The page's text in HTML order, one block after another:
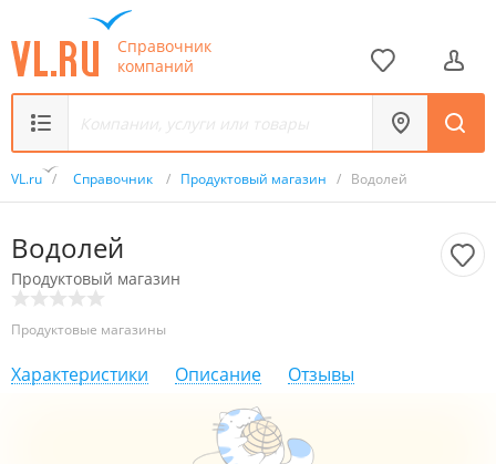
Справочник
компаний
VL.ru / Справочник / Продуктовый магазин / Водолей
Водолей
Продуктовый магазин
Продуктовые магазины
Характеристики Описание Отзывы